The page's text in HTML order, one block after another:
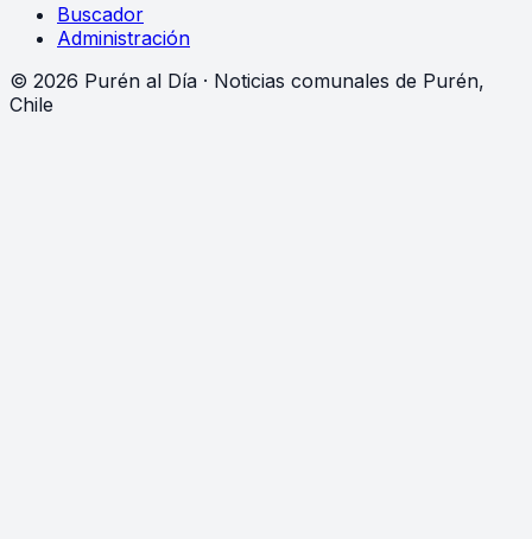
Buscador
Administración
© 2026 Purén al Día · Noticias comunales de Purén,
Chile